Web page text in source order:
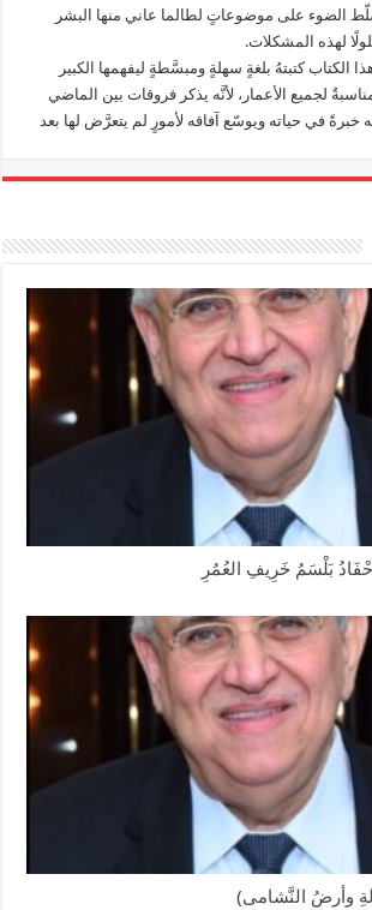
الضوء على موضوعاتٍ لطالما عاني منها البشر
لهذه المشكلات.
الكتاب كتبتهُ بلغةٍ سهلةٍ ومبسَّطةٍ ليفهمها الكبير
لجميع الأعمار، لأنَّه يذكر فروقات بين الماضي
خبرةً في حياته ويوسّع آفاقه لأمورٍ لم يتعرَّض لها بعد
بَلْسَمُ خَرِيفِ العُمُرِ
وأرضُ النَّشامى)